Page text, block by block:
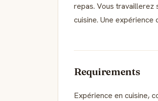
repas. Vous travaillerez
cuisine. Une expérience
Requirements
Expérience en cuisine,